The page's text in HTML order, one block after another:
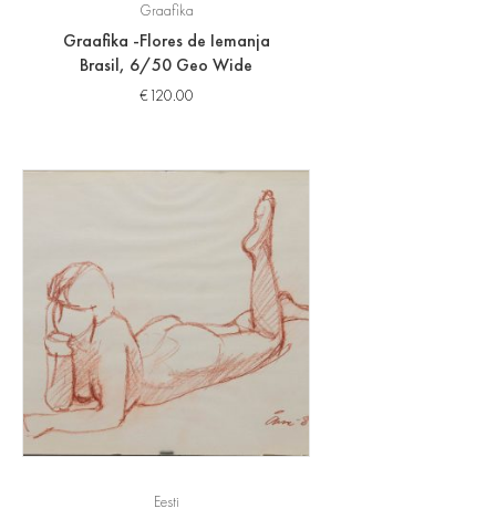
Graafika
Graafika -Flores de Iemanja
Brasil, 6/50 Geo Wide
€120.00
Eesti